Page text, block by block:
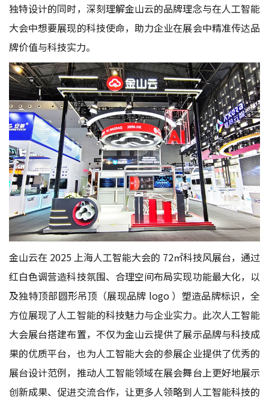
独特设计的同时，深刻理解金山云的品牌理念与在人工智能
大会中想要展现的科技使命，助力企业在展会中精准传达品
牌价值与科技实力。
金山云在 2025 上海人工智能大会的 72㎡科技风展台，通过
红白色调营造科技氛围、合理空间布局实现功能最大化，以
及独特顶部圆形吊顶（展现品牌 logo ）塑造品牌标识，全
方位展现了人工智能的科技魅力与企业实力。此次人工智能
大会展台搭建布置，不仅为金山云提供了展示品牌与科技成
果的优质平台，也为人工智能大会的参展企业提供了优秀的
展台设计范例，推动人工智能领域在展会舞台上更好地展示
创新成果、促进交流合作，让更多人领略到人工智能科技的